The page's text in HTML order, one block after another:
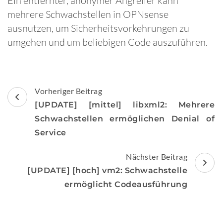
mehrere Schwachstellen in OPNsense
ausnutzen, um Sicherheitsvorkehrungen zu
umgehen und um beliebigen Code auszuführen.
Beitragsnavigation
Vorheriger Beitrag
[UPDATE] [mittel] libxml2: Mehrere
Schwachstellen ermöglichen Denial of
Service
Nächster Beitrag
[UPDATE] [hoch] vm2: Schwachstelle
ermöglicht Codeausführung